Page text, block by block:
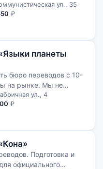
довольными ул., 35
₽
планеты
бюро переводов с 10-
на рынке. Мы не
индивидуальный
ул., 4
₽
Подготовка и
официального